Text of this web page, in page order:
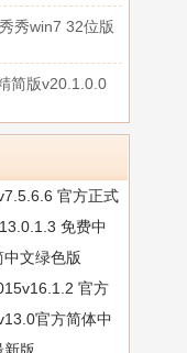
秀win7 32位版
简版v20.1.0.0
官方正式
免费中
文绿色版
官方
官方简体中